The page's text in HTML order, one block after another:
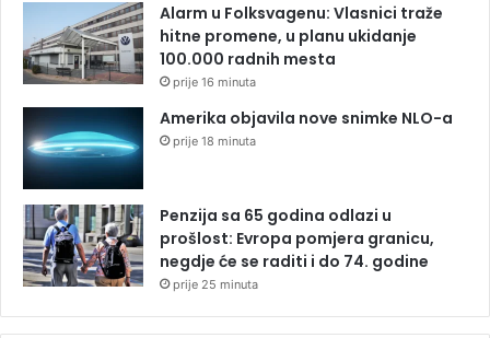
Alarm u Folksvagenu: Vlasnici traže
hitne promene, u planu ukidanje
100.000 radnih mesta
prije 16 minuta
Amerika objavila nove snimke NLO-a
prije 18 minuta
Penzija sa 65 godina odlazi u
prošlost: Evropa pomjera granicu,
negdje će se raditi i do 74. godine
prije 25 minuta